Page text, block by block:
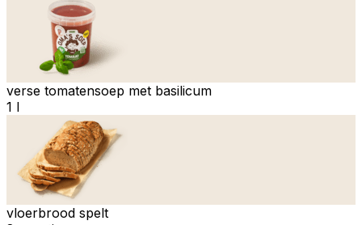
verse tomatensoep met basilicum
1 l
vloerbrood spelt